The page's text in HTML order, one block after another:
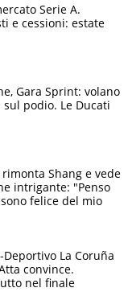
Serie A.
e cessioni: estate
Gara Sprint: volano
podio. Le Ducati
Shang e vede
intrigante: "Penso
felice del mio
La Coruña
convince.
nel finale